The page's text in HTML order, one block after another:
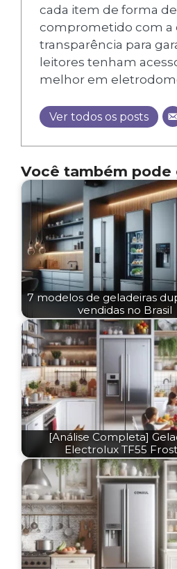
cada item de forma
comprometido com a
transparência para
leitores tenham
melhor em
Ver todos os posts
Você também pode
7 modelos de geladeiras
vendidas no Brasil
[Análise Completa]
Electrolux TF55